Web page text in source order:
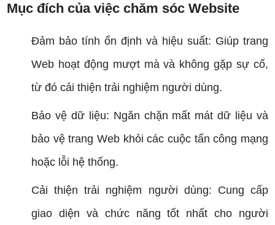
Mục đích của việc chăm sóc Website
Đảm bảo tính ổn định và hiệu suất: Giúp trang
Web hoạt động mượt mà và không gặp sự cố,
từ đó cải thiện trải nghiệm người dùng.
Bảo vệ dữ liệu: Ngăn chặn mất mát dữ liệu và
bảo vệ trang Web khỏi các cuộc tấn công mạng
hoặc lỗi hệ thống.
Cải thiện trải nghiệm người dùng: Cung cấp
giao diện và chức năng tốt nhất cho người